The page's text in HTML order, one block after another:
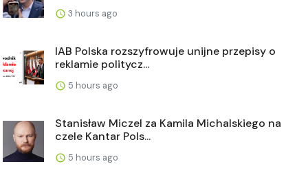
3 hours ago
IAB Polska rozszyfrowuje unijne przepisy o
reklamie politycz...
5 hours ago
Stanisław Miczel za Kamila Michalskiego na
czele Kantar Pols...
5 hours ago